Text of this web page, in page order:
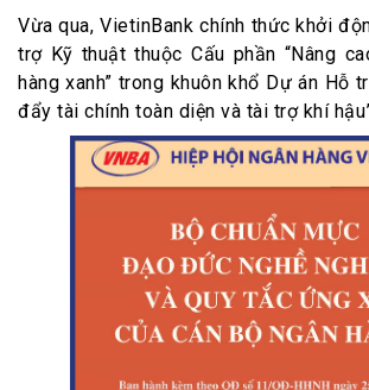
Vừa qua, VietinBank chính thức khởi
trợ Kỹ thuật thuộc Cấu phần “Nâng
hàng xanh” trong khuôn khổ Dự án Hỗ
đẩy tài chính toàn diện và tài trợ khí